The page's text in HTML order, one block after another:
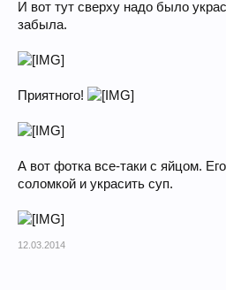
И вот тут сверху надо было
забыла.
Приятного!
А вот фотка все-таки с яйцом.
соломкой и украсить суп.
12.03.2014